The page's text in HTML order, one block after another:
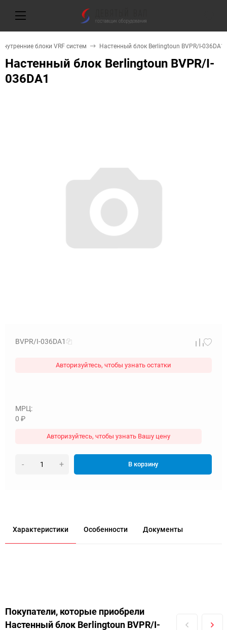
Внутренние блоки VRF систем Настенный блок Berlingtoun BVPR/I-036DA1
Настенный блок Berlingtoun BVPR/I-
036DA1
BVPR/I-036DA1
Авторизуйтесь, чтобы узнать остатки
МРЦ:
0 ₽
Авторизуйтесь, чтобы узнать Вашу цену
- + В корзину
Характеристики Особенности Документы
Покупатели, которые приобрели
Настенный блок Berlingtoun BVPR/I-